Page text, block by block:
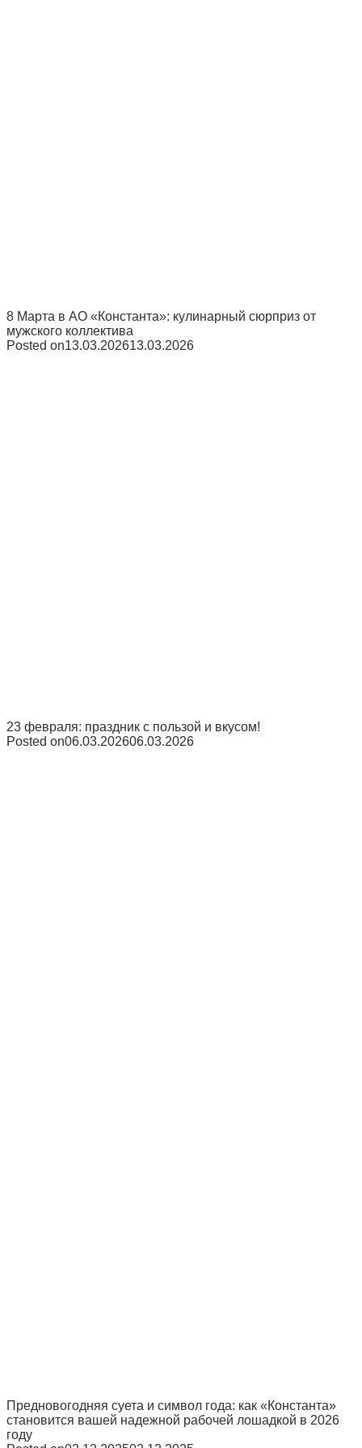
8 Марта в АО «Константа»: кулинарный сюрприз от
мужского коллектива
Posted on13.03.202613.03.2026
23 февраля: праздник с пользой и вкусом!
Posted on06.03.202606.03.2026
Предновогодняя суета и символ года: как «Константа»
становится вашей надежной рабочей лошадкой в 2026
году